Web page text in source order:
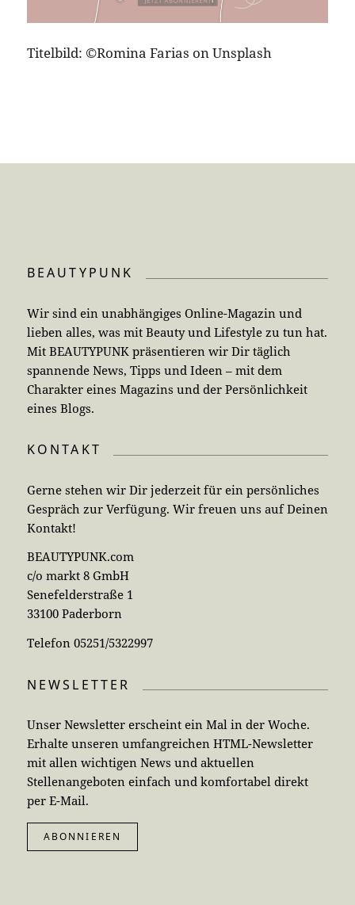
Titelbild: ©Romina Farias on Unsplash
BEAUTYPUNK
Wir sind ein unabhängiges Online-Magazin und
lieben alles, was mit Beauty und Lifestyle zu tun hat.
Mit BEAUTYPUNK präsentieren wir Dir täglich
spannende News, Tipps und Ideen – mit dem
Charakter eines Magazins und der Persönlichkeit
eines Blogs.
KONTAKT
Gerne stehen wir Dir jederzeit für ein persönliches
Gespräch zur Verfügung. Wir freuen uns auf Deinen
Kontakt!
BEAUTYPUNK.com
c/o markt 8 GmbH
Senefelderstraße 1
33100 Paderborn
Telefon 05251/5322997
NEWSLETTER
Unser Newsletter erscheint ein Mal in der Woche.
Erhalte unseren umfangreichen HTML-Newsletter
mit allen wichtigen News und aktuellen
Stellenangeboten einfach und komfortabel direkt
per E-Mail.
ABONNIEREN